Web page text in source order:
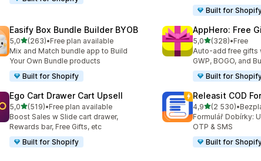
Built for
Easify Box Bundle Builder BYOB
5,0z 5 hvězd
(263)
Celkový počet recenzí: 263
•Free plan available
Mix and Match bundle app to Build
Your Own Bundle products
Built for Shopify
AppHero: Free
5,0z 5 hvězd
(328)
Celkový počet
•Free
Auto-add free gifts
GWP, BOGO, and
Built for
Ego Cart Drawer Cart Upsell
5,0z 5 hvězd
(519)
Celkový počet recenzí: 519
•Free plan available
Boost Sales w Slide cart drawer,
Rewards bar, Free Gifts, etc
Built for Shopify
Releasit COD
4,9z 5 hvězd
(2 530)
Celkový počet
•
Formulář Dobírky:
OTP & SMS
Built for